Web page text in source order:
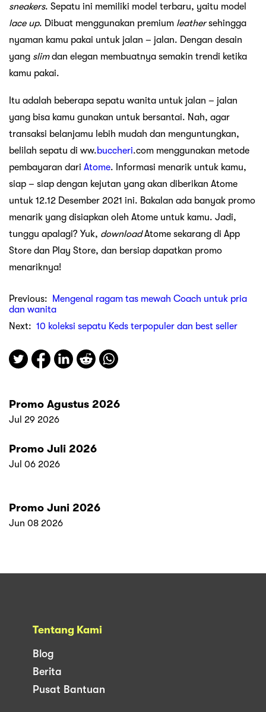
sneakers. Sepatu ini memiliki model terbaru, yaitu model
lace up. Dibuat menggunakan premium leathersehingga
nyaman kamu pakai untuk jalan – jalan. Dengan desain
yang slimdan elegan membuatnya semakin trendi ketika
kamu pakai.
Itu adalah beberapa sepatu wanita untuk jalan – jalan
yang bisa kamu gunakan untuk bersantai. Nah, agar
transaksi belanjamu lebih mudah dan menguntungkan,
belilah sepatu di ww.buccheri.com menggunakan metode
pembayaran dari Atome. Informasi menarik untuk kamu,
siap – siap dengan kejutan yang akan diberikan Atome
untuk 12.12 Desember 2021 ini. Bakalan ada banyak promo
menarik yang disiapkan oleh Atome untuk kamu. Jadi,
tunggu apalagi? Yuk, downloadAtome sekarang di App
Store dan Play Store, dan bersiap dapatkan promo
menariknya!
Previous:
Mengenal ragam tas mewah Coach untuk pria
dan wanita
Next: 10 koleksi sepatu Keds terpopuler dan best seller
Promo Agustus 2026
Jul 29 2026
Promo Juli 2026
Jul 06 2026
Promo Juni 2026
Jun 08 2026
Tentang Kami
Blog
Berita
Pusat Bantuan